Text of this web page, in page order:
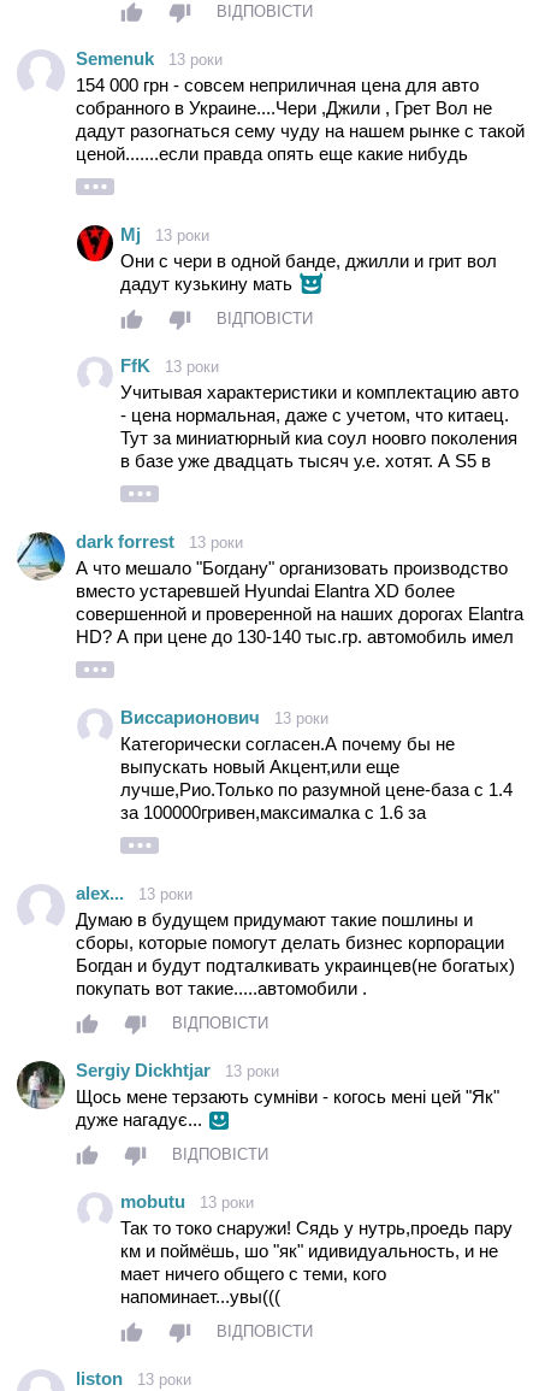
ВІДПОВІСТИ
Semenuk 13 роки
154 000 грн - совсем неприличная цена для авто
собранного в Украине....Чери ,Джили , Грет Вол не
дадут разогнаться сему чуду на нашем рынке с такой
ценой.......если правда опять еще какие нибудь
акцизы не выдумают
Mj 13 роки
Они с чери в одной банде, джилли и грит вол
дадут кузькину мать
ВІДПОВІСТИ
FfK 13 роки
Учитывая характеристики и комплектацию авто
- цена нормальная, даже с учетом, что китаец.
Тут за миниатюрный киа соул ноовго поколения
в базе уже двадцать тысяч у.е. хотят. А S5 в
максимальной комплектации с турбодвиглом и
кучей электроники за 165 т. вполне интересный
dark forrest 13 роки
А что мешало "Богдану" организовать производство
вместо устаревшей Hyundai Elantra XD более
совершенной и проверенной на наших дорогах Еlantra
HD? А при цене до 130-140 тыс.гр. автомобиль имел
бы больший успех у автолюбителей, чем "кот в
мешке" - седан JAC J5. Толком не освоив
производство корейских моделей (устаревшие
Hyundai Elantra XD и Tucson массово не пошли в
серию, а предыдущий Accent так и не стал на
конвейер) Богдан скатился до выпуска китайских и
волжских тазиков. Тут уж ни какие пошлины не
помогут...
Виссарионович 13 роки
Категорически согласен.А почему бы не
выпускать новый Акцент,или еще
лучше,Рио.Только по разумной цене-база с 1.4
за 100000гривен,максималка с 1.6 за
116000гривен.И,я думаю,хоть Богдан,хоть ЗАЗ
били бы загружены заказами.А нас пытаются
галиматью,внушают,что любая новая машина
лучше старой.Согласен,новое конечно
лучше,только не китайское и не нынешняя
продукция Укравтопрома.Из сделанного у нас
только Шкода заслуживает внимания,но у нее
есть один бооольшой недостаток-ее
цена.Бессовестно драть такие деньги за
машину своей сборки.
alex... 13 роки
Думаю в будущем придумают такие пошлины и
сборы, которые помогут делать бизнес корпорации
Богдан и будут подталкивать украинцев(не богатых)
покупать вот такие.....автомобили .
ВІДПОВІСТИ
Sergiy Dickhtjar 13 роки
Щось мене терзають сумніви - когось мені цей "Як"
дуже нагадує...
ВІДПОВІСТИ
mobutu 13 роки
Так то токо снаружи! Сядь у нутрь,проедь пару
км и поймёшь, шо "як" идивидуальность, и не
мает ничего общего с теми, кого
напоминает...увы(((
ВІДПОВІСТИ
liston 13 роки